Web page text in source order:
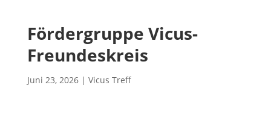
Fördergruppe Vicus-
Freundeskreis
Juni 23, 2026| Vicus Treff